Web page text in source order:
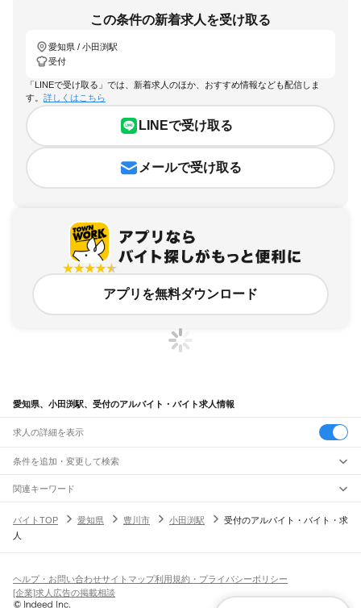
この条件の新着求人を受け取る
愛知県 / 小田渕駅
受付
「LINEで受け取る」では、新着求人のほか、おすすめ情報なども配信しま
す。 詳しくはこちら
LINEで受け取る
メールで受け取る
アプリを無料ダウンロード
愛知県、小田渕駅、受付のアルバイト・バイト求人情報
求人の詳細を表示
条件を追加・変更して検索
市区町村を追加・変更
愛知県すべて
豊橋市岡崎市一宮市瀬戸市半田市春日井市豊川市津島市碧南市刈谷市
安城市西尾市蒲郡市 小牧市稲沢市新城市東海市大府市
駅を追加・変更
JR飯田線(豊橋～天竜峡)
飲食・フードサービスすべて
ホールスタッフキッチンスタッフ
パン屋（ベーカリー）
バー（BAR）・バーテンダー
人気
日払いOK高校生歓迎 髪型・髪色自由
雇用形態を追加・変更
関連キーワード
バイトTOP
愛知県 豊川市 小田渕駅
受付のアルバイト・バイト・求
人
ヘルプ・お問い合わせサイトマップ利用規約・プライバシーポリシー
[企業]求人広告の掲載相談